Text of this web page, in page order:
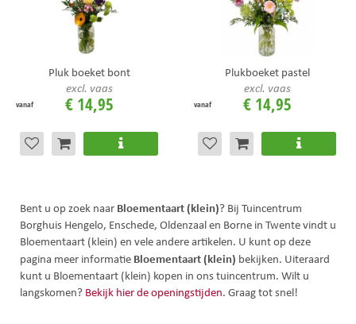
Pluk boeket bont
excl. vaas
vanaf € 14,95
Plukboeket pastel
excl. vaas
vanaf € 14,95
Bent u op zoek naar Bloementaart (klein)? Bij Tuincentrum
Borghuis Hengelo, Enschede, Oldenzaal en Borne in Twente vindt u
Bloementaart (klein) en vele andere artikelen. U kunt op deze
pagina meer informatie Bloementaart (klein) bekijken. Uiteraard
kunt u Bloementaart (klein) kopen in ons tuincentrum. Wilt u
langskomen? Bekijk hier de openingstijden. Graag tot snel!